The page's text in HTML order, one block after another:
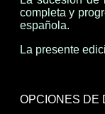
completa y
española.
La presente
OPCIONES DE